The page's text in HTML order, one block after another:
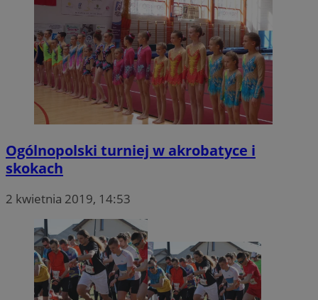
Ogólnopolski turniej w akrobatyce i
skokach
2 kwietnia 2019, 14:53